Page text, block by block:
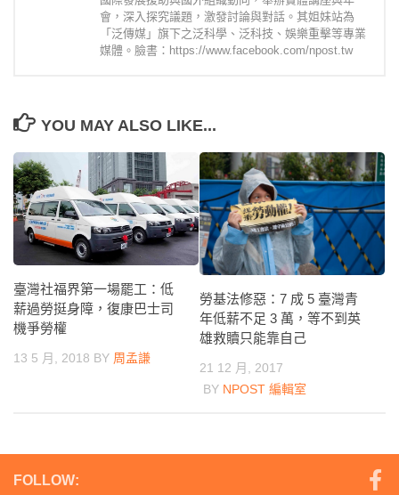
會，深入探究議題，激發討論與對話。其姐妹站為
「泛傳媒」旗下之泛科學、泛科技、娛樂重擊等專業
媒體。臉書：https://www.facebook.com/npost.tw
YOU MAY ALSO LIKE...
臺灣社福界第一場罷工：低
薪過勞挺身障，復康巴士司
機爭勞權
13 5 月, 2018 BY 周孟謙
勞基法修惡：7 成 5 臺灣青
年低薪不足 3 萬，等不到英
雄救贖只能靠自己
21 12 月, 2017
BY NPOST 編輯室
FOLLOW: